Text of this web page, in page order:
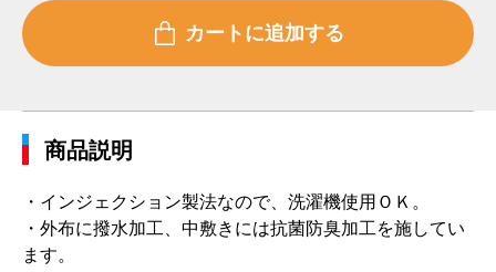
商品説明
・インジェクション製法なので、洗濯機使用ＯＫ。
・外布に撥水加工、中敷きには抗菌防臭加工を施してい
ます。